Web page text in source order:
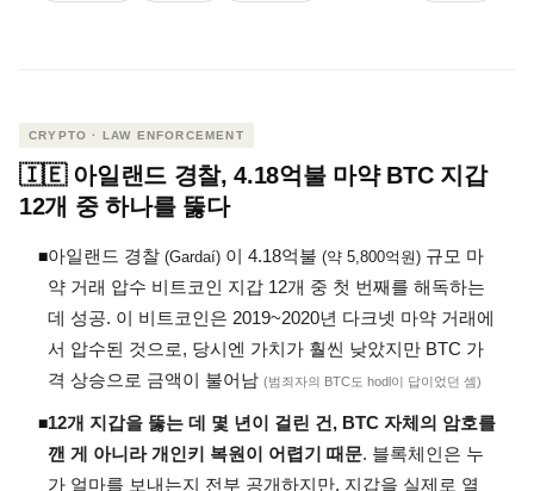
CRYPTO · LAW ENFORCEMENT
🇮🇪 아일랜드 경찰, 4.18억불 마약 BTC 지갑
12개 중 하나를 뚫다
◾아일랜드 경찰 (Gardaí) 이 4.18억불 (약 5,800억원) 규모 마
약 거래 압수 비트코인 지갑 12개 중 첫 번째를 해독하는
데 성공. 이 비트코인은 2019~2020년 다크넷 마약 거래에
서 압수된 것으로, 당시엔 가치가 훨씬 낮았지만 BTC 가
격 상승으로 금액이 불어남 (범죄자의 BTC도 hodl이 답이었던 셈)
◾12개 지갑을 뚫는 데 몇 년이 걸린 건, BTC 자체의 암호를
깬 게 아니라 개인키 복원이 어렵기 때문. 블록체인은 누
가 얼마를 보내는지 전부 공개하지만, 지갑을 실제로 열